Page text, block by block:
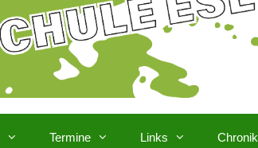
Termine Links Chronik